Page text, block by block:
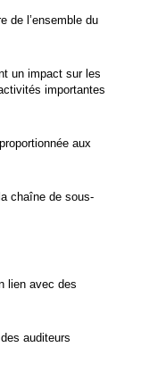
de l’ensemble du
un impact sur les
importantes
aux
chaîne de sous-
lien avec des
auditeurs